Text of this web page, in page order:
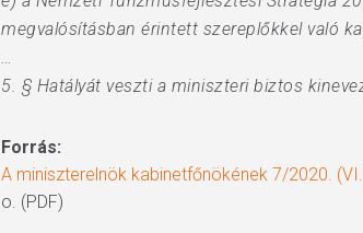
megvalósításban érintett szereplőkkel való
…
5. § Hatályát veszti a miniszteri biztos
Forrás:
A miniszterelnök kabinetfőnökének 7/2020.
o. (PDF)